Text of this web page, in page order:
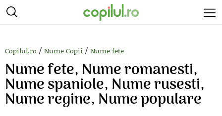
Copilul.ro / Nume Copii / Nume fete
Nume fete, Nume romanesti,
Nume spaniole, Nume rusesti,
Nume regine, Nume populare